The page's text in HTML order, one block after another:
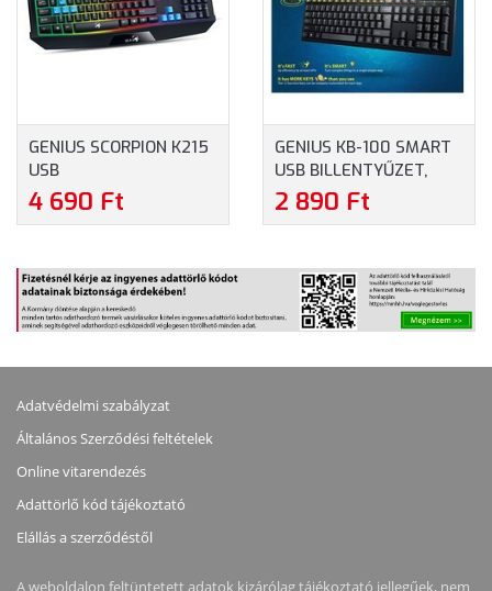
GENIUS SCORPION K215
USB
MULTIMÉDIA/GAMING
BILLENTYŰZET
SZÍNBEN
4 690 Ft
GENIUS KB-100 SMART
USB BILLENTYŰZET,
MAGYAR KIOSZTÁSSAL
(31300005404) -
2 890 Ft
Adatvédelmi szabályzat
Általános Szerződési feltételek
Online vitarendezés
Adattörlő kód tájékoztató
Elállás a szerződéstől
A weboldalon feltüntetett adatok kizárólag tájékoztató jellegűek, nem